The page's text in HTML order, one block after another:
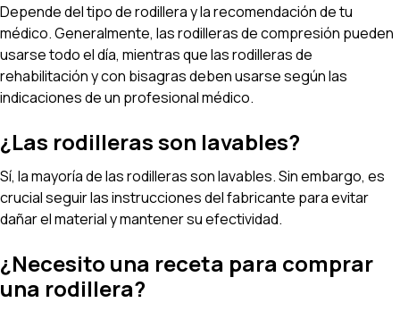
Depende del tipo de rodillera y la recomendación de tu
médico. Generalmente, las rodilleras de compresión pueden
usarse todo el día, mientras que las rodilleras de
rehabilitación y con bisagras deben usarse según las
indicaciones de un profesional médico.
¿Las rodilleras son lavables?
Sí, la mayoría de las rodilleras son lavables. Sin embargo, es
crucial seguir las instrucciones del fabricante para evitar
dañar el material y mantener su efectividad.
¿Necesito una receta para comprar
una rodillera?